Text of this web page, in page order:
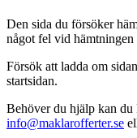
Den sida du försöker
något fel vid hämtningen
Försök att ladda om
startsidan.
Behöver du hjälp kan du
info@maklarofferter.se